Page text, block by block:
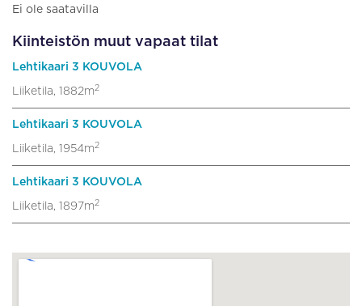
Ei ole saatavilla
Kiinteistön muut vapaat tilat
Lehtikaari 3 KOUVOLA
Liiketila, 1882m 2
Lehtikaari 3 KOUVOLA
Liiketila, 1954m 2
Lehtikaari 3 KOUVOLA
Liiketila, 1897m 2